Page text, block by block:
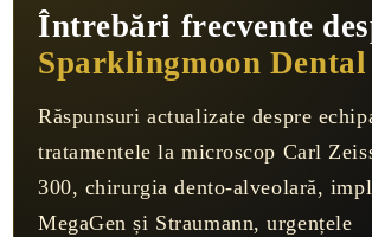
Întrebări frecvente
Sparklingmoon Dental
Răspunsuri actualizate despre
tratamentele la microscop Carl
300, chirurgia dento-alveolară,
MegaGen și Straumann, urgențele